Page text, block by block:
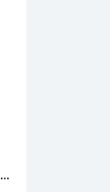
Shimano Derailleur